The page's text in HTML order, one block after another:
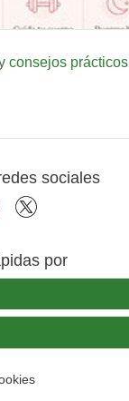
consejos prácticos
sociales
youtube
por